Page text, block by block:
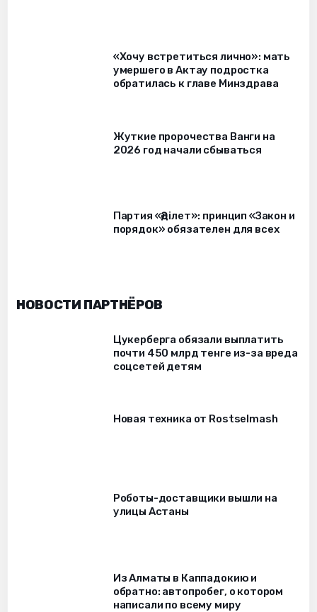
«Хочу встретиться лично»: мать
умершего в Актау подростка
обратилась к главе Минздрава
Жуткие пророчества Ванги на
2026 год начали сбываться
Партия «Әділет»: принцип «Закон и
порядок» обязателен для всех
НОВОСТИ ПАРТНЁРОВ
Цукерберга обязали выплатить
почти 450 млрд тенге из-за вреда
соцсетей детям
Новая техника от Rostselmash
Роботы-доставщики вышли на
улицы Астаны
Из Алматы в Каппадокию и
обратно: автопробег, о котором
написали по всему миру